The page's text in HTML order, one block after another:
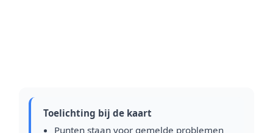
Toelichting bij de kaart
Punten staan voor gemelde problemen